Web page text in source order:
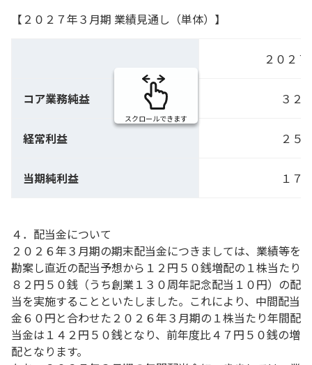
【２０２７年３月期 業績見通し（単体）】
２０２
コア業務純益 ３２
経常利益 ２５
当期純利益 １７
４．配当金について
２０２６年３月期の期末配当金につきましては、業績等を
勘案し直近の配当予想から１２円５０銭増配の１株当たり
８２円５０銭（うち創業１３０周年記念配当１０円）の配
当を実施することといたしました。これにより、中間配当
金６０円と合わせた２０２６年３月期の１株当たり年間配
当金は１４２円５０銭となり、前年度比４７円５０銭の増
配となります。
スクロールできます